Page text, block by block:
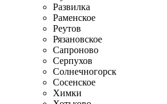
Развилка
Раменское
Реутов
Рязановское
Сапроново
Серпухов
Солнечногорск
Сосенское
Химки